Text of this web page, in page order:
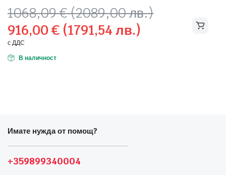
1068,09€(2089,00 лв.)
Original
price
was:
1068,09 €
(2089,00
916,00€(1791,54 лв.)
Текущата
цена
е:
916,00 €
(1791,54
с ДДС
В наличност
Имате нужда от помощ?
+359899340004